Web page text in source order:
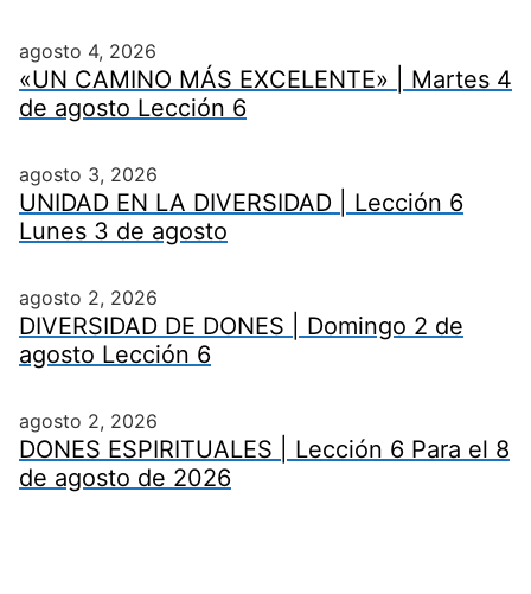
agosto 4, 2026
«UN CAMINO MÁS EXCELENTE» | Martes 4
de agosto Lección 6
agosto 3, 2026
UNIDAD EN LA DIVERSIDAD | Lección 6
Lunes 3 de agosto
agosto 2, 2026
DIVERSIDAD DE DONES | Domingo 2 de
agosto Lección 6
agosto 2, 2026
DONES ESPIRITUALES | Lección 6 Para el 8
de agosto de 2026